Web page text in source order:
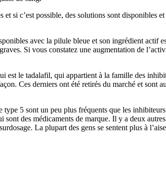
si c’est possible, des solutions sont disponibles
avec la pilule bleue et son ingrédient actif
Si vous constatez une augmentation de
le tadalafil, qui appartient à la famille des
Ces derniers ont été retirés du marché et sont
5 sont un peu plus fréquents que les
des médicaments de marque. Il y a deux
La plupart des gens se sentent plus à